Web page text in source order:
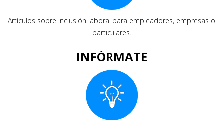
Artículos sobre inclusión laboral para empleadores, empresas o
particulares.
INFÓRMATE